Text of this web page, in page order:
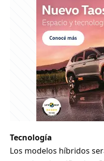
Tecnología
Los modelos híbridos